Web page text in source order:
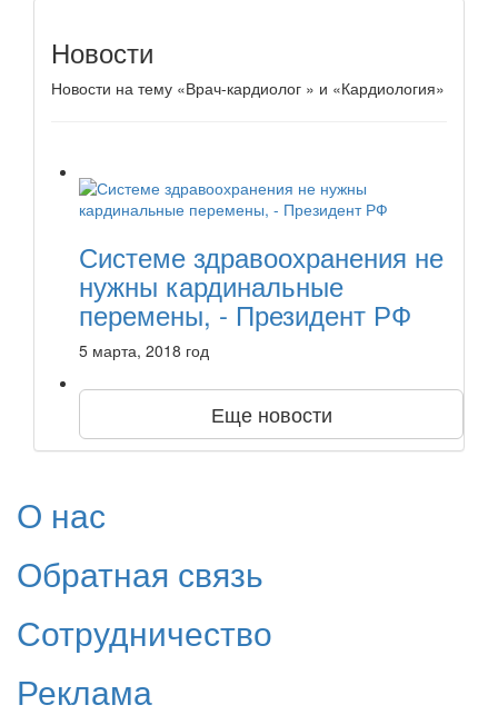
Новости
Новости на тему «Врач-кардиолог » и «Кардиология»
Системе здравоохранения не
нужны кардинальные
перемены, - Президент РФ
5 марта, 2018 год
Еще новости
О нас
Обратная связь
Сотрудничество
Реклама